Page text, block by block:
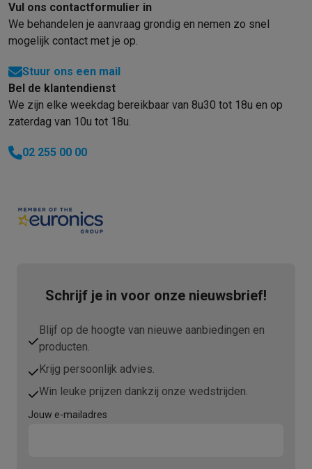
Vul ons contactformulier in
We behandelen je aanvraag grondig en nemen zo snel
mogelijk contact met je op.
Stuur ons een mail
Bel de klantendienst
We zijn elke weekdag bereikbaar van 8u30 tot 18u en op
zaterdag van 10u tot 18u.
02 255 00 00
Schrijf je in voor onze nieuwsbrief!
Blijf op de hoogte van nieuwe aanbiedingen en
producten.
Krijg persoonlijk advies.
Win leuke prijzen dankzij onze wedstrijden.
Jouw e-mailadres